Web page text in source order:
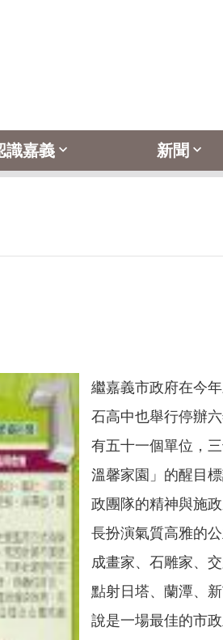
識嘉義 新聞
繼嘉義市政府在今
石高中也舉行停辦
有五十一個單位，
溫馨家園」的醒目
政團隊的精神與施
長扮演氣質高雅的
成畫家、石雕家、
點射日塔、蘭潭、
說是一場最佳的市